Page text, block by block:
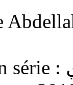
série :